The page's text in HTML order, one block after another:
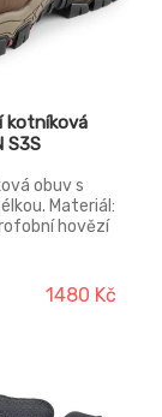
kotníková
S3S
obuv s
Materiál:
hovězí
vlivem
vnější
odolná
teplu
1480 Kč